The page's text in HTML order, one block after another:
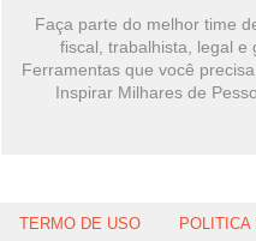
Faça parte do melhor time
fiscal, trabalhista, legal e
Ferramentas que você
Inspirar Milhares de
TERMO DE USO POLITICA